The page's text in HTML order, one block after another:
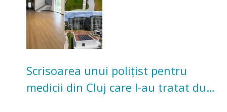
Scrisoarea unui polițist pentru
medicii din Cluj care l-au tratat după